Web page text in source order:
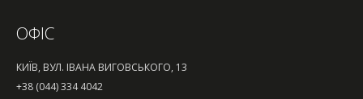
ОФІС
КИЇВ, ВУЛ. ІВАНА ВИГОВСЬКОГО, 13
+38 (044) 334 4042